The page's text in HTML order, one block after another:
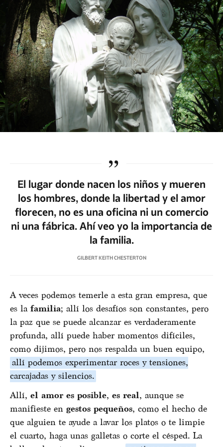
El lugar donde nacen los niños y mueren
los hombres, donde la libertad y el amor
florecen, no es una oficina ni un comercio
ni una fábrica. Ahí veo yo la importancia de
la familia.
GILBERT KEITH CHESTERTON
A veces podemos temerle a esta gran empresa, que
es la familia; allí los desafíos son constantes, pero
la paz que se puede alcanzar es verdaderamente
profunda, allí puede haber momentos difíciles,
como dijimos, pero nos respalda un buen equipo,
allí podemos experimentar roces y tensiones,
carcajadas y silencios.
Allí, el amor es posible, es real, aunque se
manifieste en gestos pequeños, como el hecho de
que alguien te ayude a lavar los platos o te limpie
el cuarto, haga unas galletas o corte el césped. La